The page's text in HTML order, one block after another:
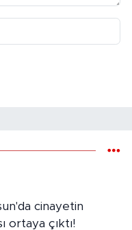
ortaya çıktı!